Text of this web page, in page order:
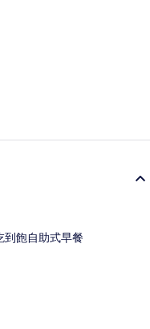
到飽自助式早餐